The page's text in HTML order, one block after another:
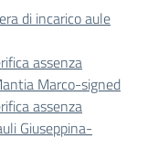
di incarico aule
assenza
Marco-signed
assenza
Giuseppina-